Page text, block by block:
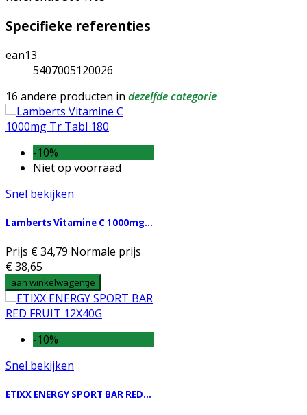
Specifieke referenties
ean13
5407005120026
16 andere producten in dezelfde categorie
-10%
Niet op voorraad
Snel bekijken
Lamberts Vitamine C 1000mg...
Prijs € 34,79 Normale prijs
€ 38,65
aan winkelwagentje
-10%
Snel bekijken
ETIXX ENERGY SPORT BAR RED...